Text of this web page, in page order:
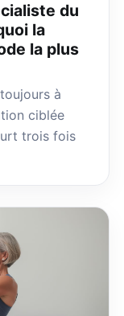
du
la
la plus
à
ciblée
trois fois